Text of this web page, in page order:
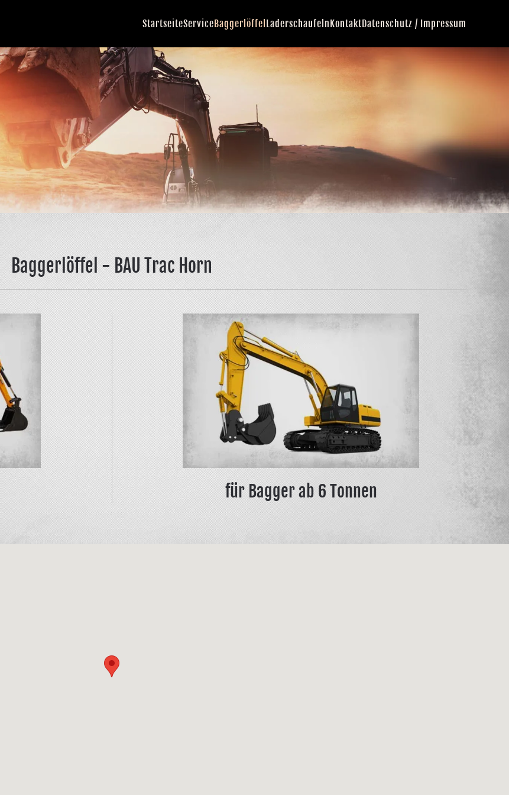
StartseiteService Baggerlöffel Laderschaufeln Kontakt Datenschutz / Impressum
Baggerlöffel - BAU Trac Horn
für Bagger ab 6 Tonnen